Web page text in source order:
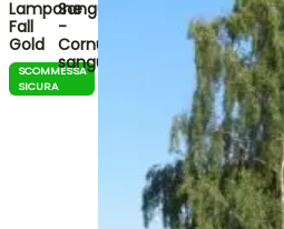
Lampone
Fall
Gold
SCOMMESSA
SICURA
Sanguinella
-
Cornus
sanguinea